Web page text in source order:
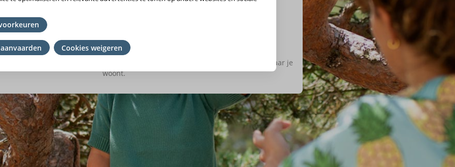
het ziekenfonds te kiezen waar je lid van bent. Ben je geen lid? Kies de regio waar je
woont.
Cookies weigeren